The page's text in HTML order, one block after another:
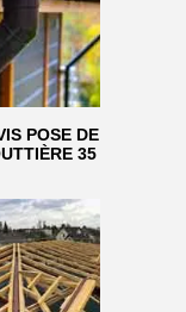
POSE DE
35